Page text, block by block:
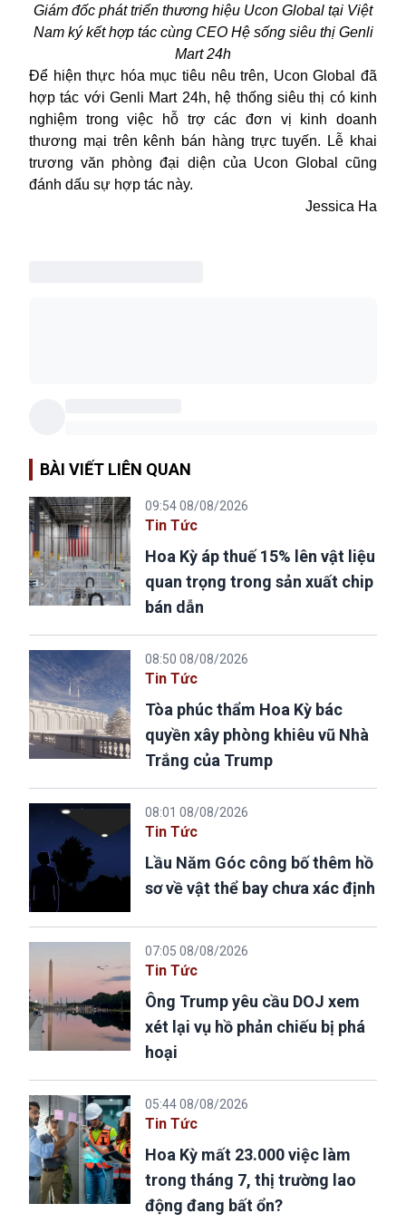
Giám đốc phát triển thương hiệu Ucon Global tại Việt
Namký kết hợp tác cùng CEO Hệ sống siêu thị Genli
Mart 24h
Để hiện thực hóa mục tiêu nêu trên, Ucon Global đã
hợp tác với Genli Mart 24h, hệ thống siêu thị có kinh
nghiệm trong việc hỗ trợ các đơn vị kinh doanh
thương mại trên kênh bán hàng trực tuyến. Lễ khai
trương văn phòng đại diện của Ucon Global cũng
đánh dấu sự hợp tác này.
Jessica Ha
BÀI VIẾT LIÊN QUAN
09:54 08/08/2026
Tin Tức
Hoa Kỳ áp thuế 15% lên vật liệu
quan trọng trong sản xuất chip
bán dẫn
08:50 08/08/2026
Tin Tức
Tòa phúc thẩm Hoa Kỳ bác
quyền xây phòng khiêu vũ Nhà
Trắng của Trump
08:01 08/08/2026
Tin Tức
Lầu Năm Góc công bố thêm hồ
sơ về vật thể bay chưa xác định
07:05 08/08/2026
Tin Tức
Ông Trump yêu cầu DOJ xem
xét lại vụ hồ phản chiếu bị phá
hoại
05:44 08/08/2026
Tin Tức
Hoa Kỳ mất 23.000 việc làm
trong tháng 7, thị trường lao
động đang bất ổn?